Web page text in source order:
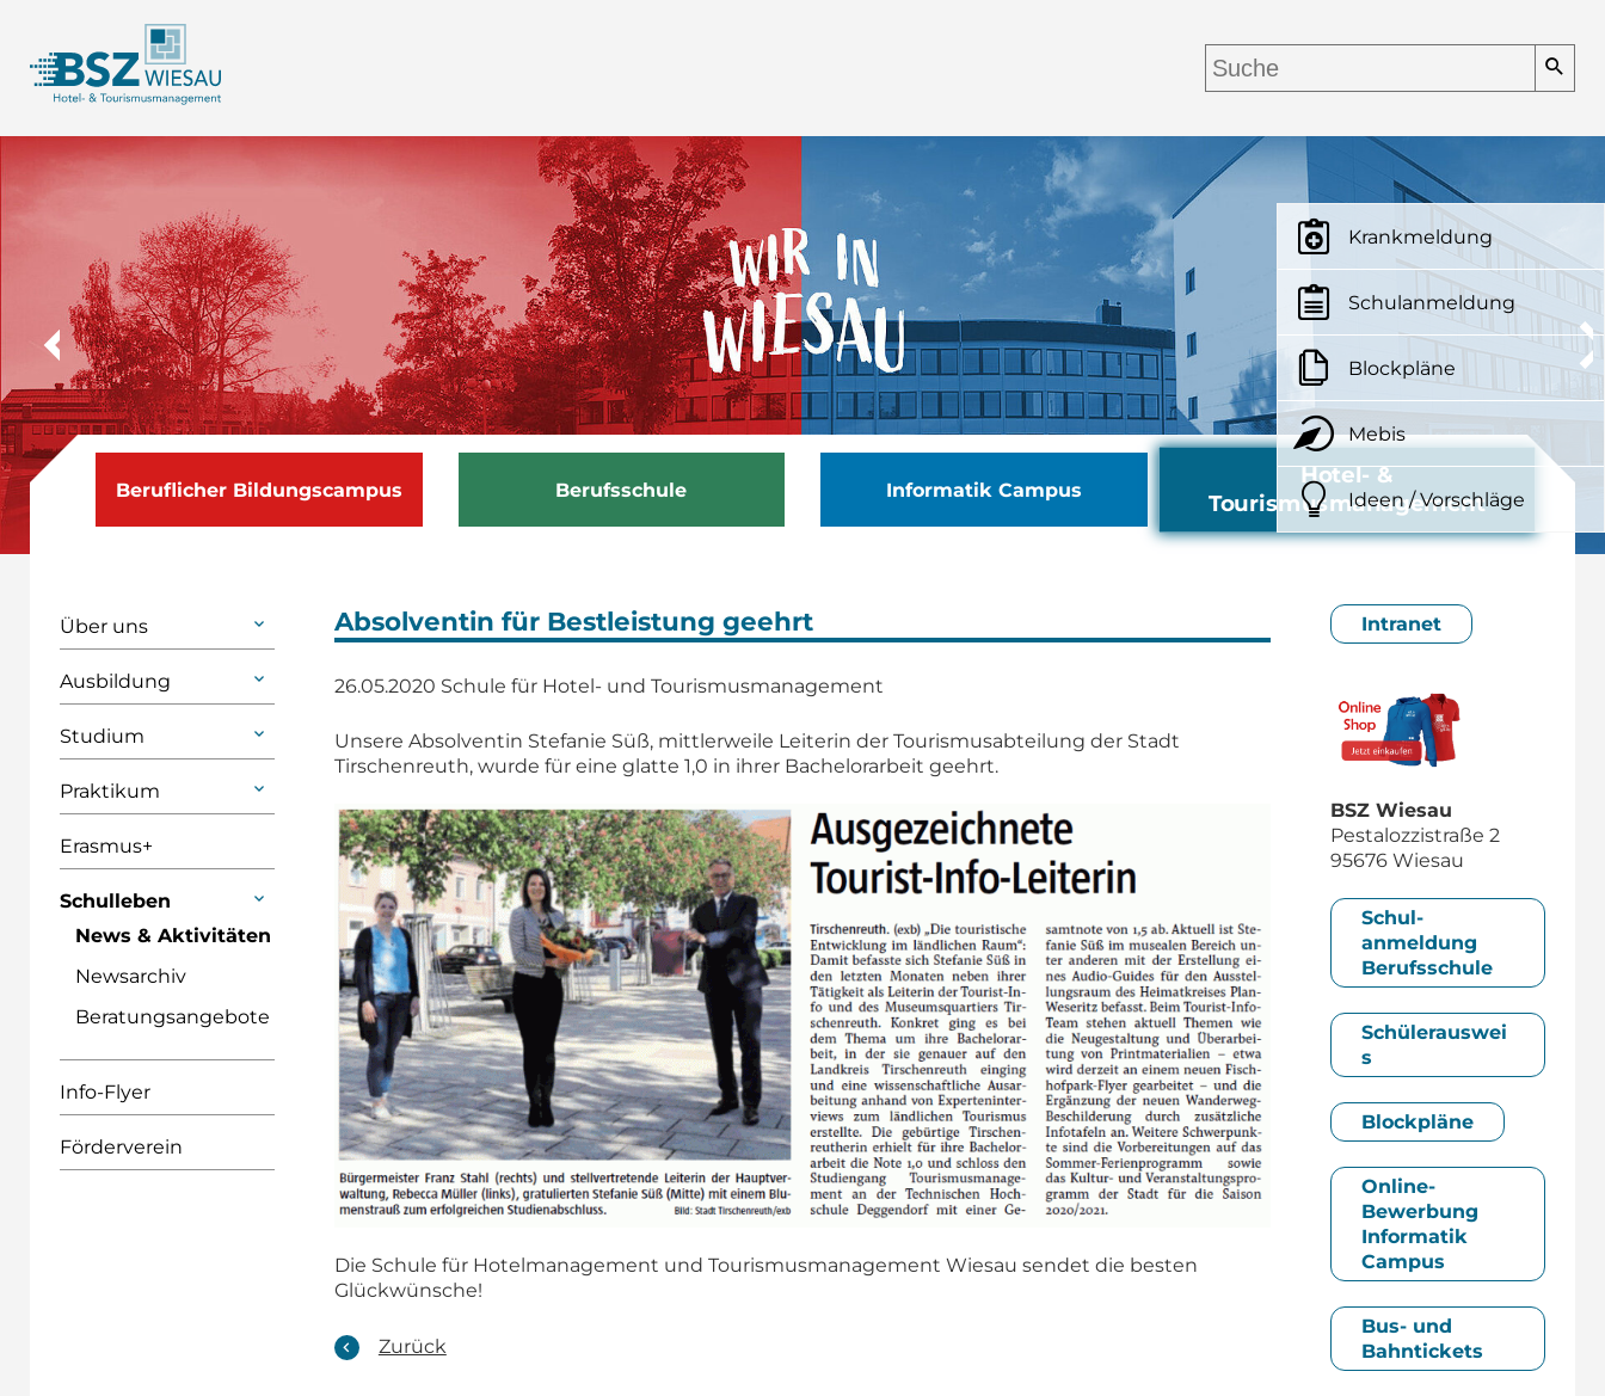
Beruflicher Bildungs­campus Berufsschule Informatik Campus
Hotel- &
Tourismusmanagement
Krankmeldung
Schulanmeldung
Blockpläne
Mebis
Ideen / Vorschläge
Über uns
Ausbildung
Studium
Praktikum
Erasmus+
Schulleben
News & Aktivitäten
Newsarchiv
Beratungsangebote
Info-Flyer
Förderverein
Absolventin für Bestleistung geehrt
26.05.2020 Schule für Hotel- und Tourismusmanagement
Unsere Absolventin Stefanie Süß, mittlerweile Leiterin der Tourismusabteilung der Stadt
Tirschenreuth, wurde für eine glatte 1,0 in ihrer Bachelorarbeit geehrt.
Die Schule für Hotelmanagement und Tourismusmanagement Wiesau sendet die besten
Glückwünsche!
Zurück
Intranet
BSZ Wiesau
Pestalozzistraße 2
95676 Wiesau
Schul­
anmeldung
Berufsschule
Schülerauswei
s
Blockpläne
Online-
Bewerbung
Informatik
Campus
Bus- und
Bahntickets